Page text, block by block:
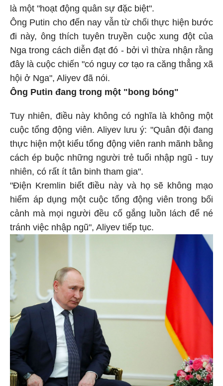
là một "hoạt động quân sự đặc biệt".
Ông Putin cho đến nay vẫn từ chối thực hiện bước
đi này, ông thích tuyên truyền cuộc xung đột của
Nga trong cách diễn đạt đó - bởi vì thừa nhận rằng
đây là cuộc chiến "có nguy cơ tạo ra căng thẳng xã
hội ở Nga", Aliyev đã nói.
Ông Putin đang trong một "bong bóng"
Tuy nhiên, điều này không có nghĩa là không một
cuộc tổng động viên. Aliyev lưu ý: "Quân đội đang
thực hiện một kiểu tổng động viên ranh mãnh bằng
cách ép buộc những người trẻ tuổi nhập ngũ - tuy
nhiên, có rất ít tân binh tham gia".
"Điện Kremlin biết điều này và họ sẽ không mạo
hiểm áp dụng một cuộc tổng động viên trong bối
cảnh mà mọi người đều cố gắng luồn lách để né
tránh việc nhập ngũ", Aliyev tiếp tục.